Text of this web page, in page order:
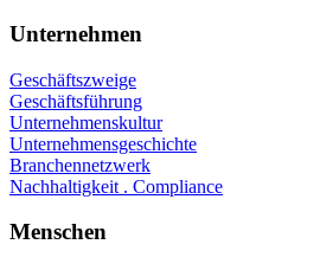
Unternehmen
Geschäftszweige
Geschäftsführung
Unternehmenskultur
Unternehmensgeschichte
Branchennetzwerk
Nachhaltigkeit . Compliance
Menschen